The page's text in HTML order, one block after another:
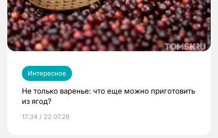
Интересное
Не только варенье: что еще можно приготовить
из ягод?
17:34 / 22.07.26